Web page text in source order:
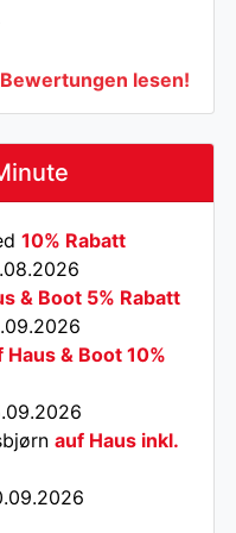
lesen!
10% Rabatt
& Boot 5% Rabatt
Haus & Boot 10%
auf Haus inkl.